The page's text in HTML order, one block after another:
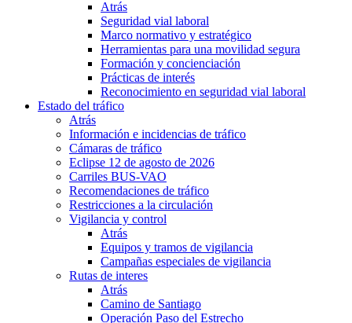
Atrás
Seguridad vial laboral
Marco normativo y estratégico
Herramientas para una movilidad segura
Formación y concienciación
Prácticas de interés
Reconocimiento en seguridad vial laboral
Estado del tráfico
Atrás
Información e incidencias de tráfico
Cámaras de tráfico
Eclipse 12 de agosto de 2026
Carriles BUS-VAO
Recomendaciones de tráfico
Restricciones a la circulación
Vigilancia y control
Atrás
Equipos y tramos de vigilancia
Campañas especiales de vigilancia
Rutas de interes
Atrás
Camino de Santiago
Operación Paso del Estrecho